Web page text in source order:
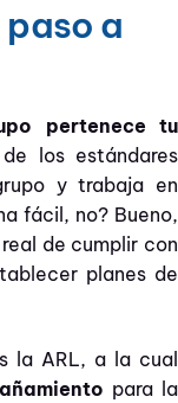
paso a
pertenece tu
los estándares
y trabaja en
fácil, no? Bueno,
de cumplir con
planes de
la ARL, a la cual
para la